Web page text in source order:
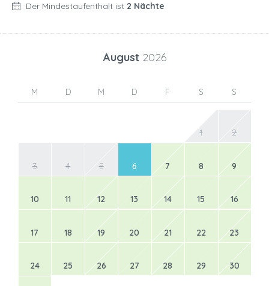
Der Mindestaufenthalt ist 2 Nächte
August 2026
M D M D F S S
1 2
3 4 5 6 7 8 9
10 11 12 13 14 15 16
17 18 19 20 21 22 23
24 25 26 27 28 29 30